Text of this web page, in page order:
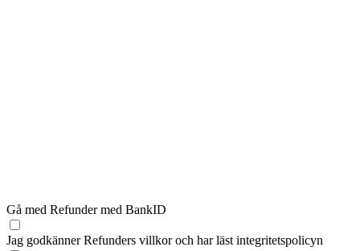
Gå med Refunder med BankID
Jag godkänner Refunders villkoroch har läst integritetspolicyn